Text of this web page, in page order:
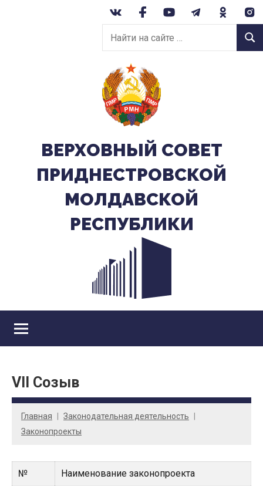
Найти
на
сайте:
ВЕРХОВНЫЙ CОВЕТ
ПРИДНЕСТРОВСКОЙ
МОЛДАВСКОЙ
РЕСПУБЛИКИ
VII Созыв
Главная
Законодательная деятельность
Законопроекты
№ Наименование законопроекта